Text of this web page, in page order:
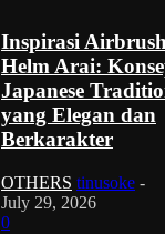
Inspirasi
Helm Arai:
Japanese
yang Elegan dan
Berkarakter
OTHERS tinusoke -
July 29, 2026
0